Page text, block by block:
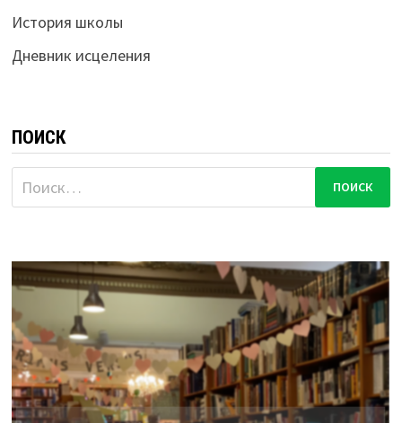
История школы
Дневник исцеления
ПОИСК
Найти: